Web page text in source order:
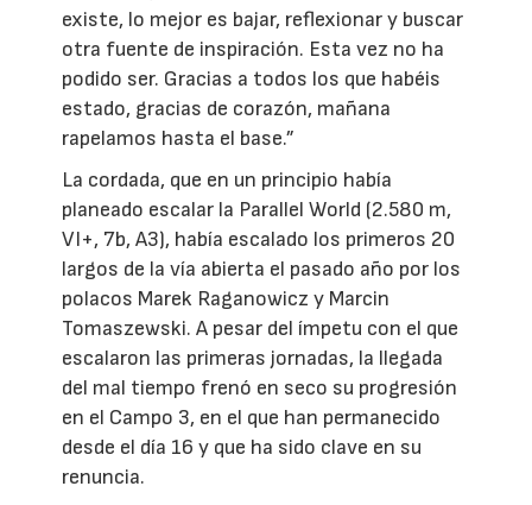
existe, lo mejor es bajar, reflexionar y buscar
otra fuente de inspiración. Esta vez no ha
podido ser. Gracias a todos los que habéis
estado, gracias de corazón, mañana
rapelamos hasta el base.”
La cordada, que en un principio había
planeado escalar la Parallel World (2.580 m,
VI+, 7b, A3), había escalado los primeros 20
largos de la vía abierta el pasado año por los
polacos Marek Raganowicz y Marcin
Tomaszewski. A pesar del ímpetu con el que
escalaron las primeras jornadas, la llegada
del mal tiempo frenó en seco su progresión
en el Campo 3, en el que han permanecido
desde el día 16 y que ha sido clave en su
renuncia.